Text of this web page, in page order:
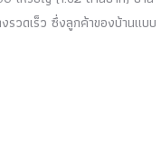
รวดเร็ว ซึ่งลูกค้าของบ้านแบบ